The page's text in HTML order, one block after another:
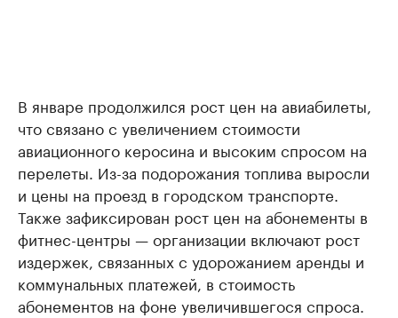
В январе продолжился рост цен на авиабилеты,
что связано с увеличением стоимости
авиационного керосина и высоким спросом на
перелеты. Из-за подорожания топлива выросли
и цены на проезд в городском транспорте.
Также зафиксирован рост цен на абонементы в
фитнес-центры — организации включают рост
издержек, связанных с удорожанием аренды и
коммунальных платежей, в стоимость
абонементов на фоне увеличившегося спроса.